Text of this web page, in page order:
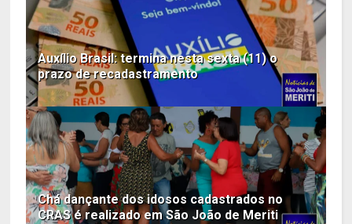
Auxílio Brasil: termina nesta sexta (11) o
prazo de recadastramento
Chá dançante dos idosos cadastrados no
CRAS é realizado em São João de Meriti